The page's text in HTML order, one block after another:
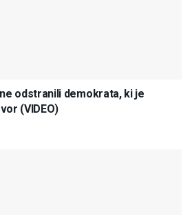
odstranili demokrata, ki je
(VIDEO)